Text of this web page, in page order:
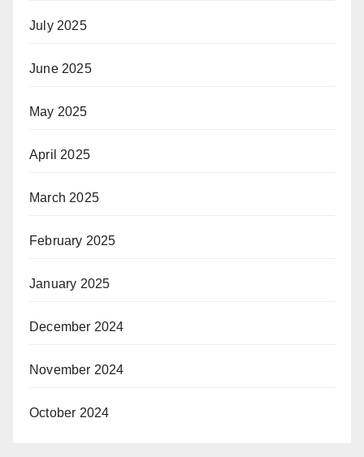
July 2025
June 2025
May 2025
April 2025
March 2025
February 2025
January 2025
December 2024
November 2024
October 2024